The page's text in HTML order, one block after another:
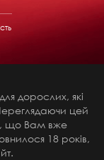
дорослих, які
цей
що Вам вже
18 років,